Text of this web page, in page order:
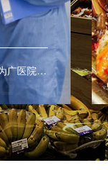
江雪电器专业生产医疗冷柜，为广医院及医疗室提供药品及血液的最佳保存环境。